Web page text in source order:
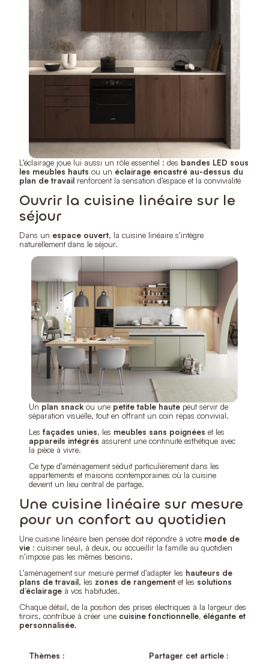
L’éclairage joue lui aussi un rôle essentiel : des bandes LED sous
les meubles hauts ou un éclairage encastré au-dessus du
plan de travail renforcent la sensation d’espace et la convivialité
Ouvrir la cuisine linéaire sur le
séjour
Dans un espace ouvert, la cuisine linéaire s’intègre
naturellement dans le séjour.
Un plan snack ou une petite table haute peut servir de
séparation visuelle, tout en offrant un coin repas convivial.
Les façades unies, les meubles sans poignées et les
appareils intégrés assurent une continuité esthétique avec
la pièce à vivre.
Ce type d’aménagement séduit particulièrement dans les
appartements et maisons contemporaines où la cuisine
devient un lieu central de partage.
Une cuisine linéaire sur mesure
pour un confort au quotidien
Une cuisine linéaire bien pensée doit répondre à votre mode de
vie : cuisiner seul, à deux, ou accueillir la famille au quotidien
n’impose pas les mêmes besoins.
L’aménagement sur mesure permet d’adapter les hauteurs de
plans de travail, les zones de rangement et les solutions
d’éclairage à vos habitudes.
Chaque détail, de la position des prises électriques à la largeur des
tiroirs, contribue à créer une cuisine fonctionnelle, élégante et
personnalisée.
Thèmes :
Partager cet article :